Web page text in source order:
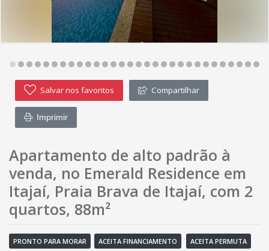
Salvar nos favoritos Compartilhar
Imprimir
Apartamento de alto padrão à
venda, no Emerald Residence em
Itajaí, Praia Brava de Itajaí, com 2
quartos, 88m²
PRONTO PARA MORAR ACEITA FINANCIAMENTO ACEITA PERMUTA